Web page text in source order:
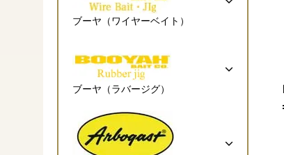
ブーヤ（ワイヤーベイト）
ブーヤ（ラバージグ）